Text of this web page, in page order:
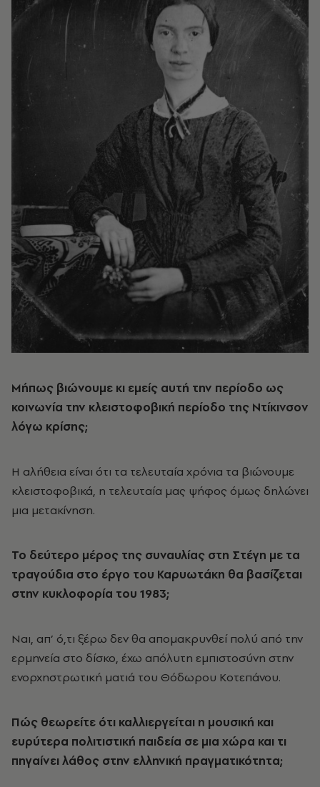
Μήπως βιώνουμε κι εμείς αυτή την περίοδο ως
κοινωνία την κλειστοφοβική περίοδο της Ντίκινσον
λόγω κρίσης;
Η αλήθεια είναι ότι τα τελευταία χρόνια τα βιώνουμε
κλειστοφοβικά, η τελευταία μας ψήφος όμως δηλώνει
μια μετακίνηση.
To δεύτερο μέρος της συναυλίας στη Στέγη με τα
τραγούδια στο έργο του Καρυωτάκη θα βασίζεται
στην κυκλοφορία του 1983;
Ναι, απ’ ό,τι ξέρω δεν θα απομακρυνθεί πολύ από την
ερμηνεία στο δίσκο, έχω απόλυτη εμπιστοσύνη στην
ενορχηστρωτική ματιά του Θόδωρου Κοτεπάνου.
Πώς θεωρείτε ότι καλλιεργείται η μουσική και
ευρύτερα πολιτιστική παιδεία σε μια χώρα και τι
πηγαίνει λάθος στην ελληνική πραγματικότητα;